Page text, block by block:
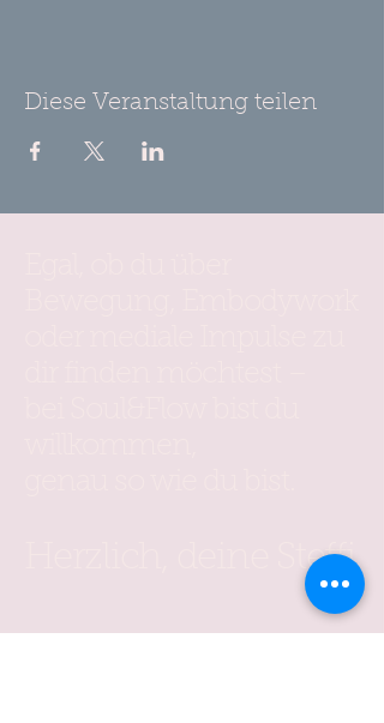
Diese Veranstaltung teilen
Herzlich, deine Steffi